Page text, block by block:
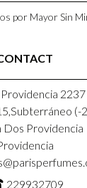
por Mayor Sin
2237
(-
Dos Providencia
229932709